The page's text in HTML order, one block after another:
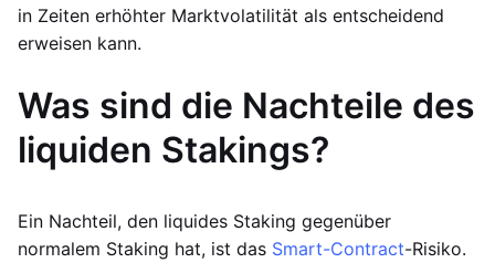
in Zeiten erhöhter Marktvolatilität als entscheidend
erweisen kann.
Was sind die Nachteile des
liquiden Stakings?
Ein Nachteil, den liquides Staking gegenüber
normalem Staking hat, ist das Smart-Contract-Risiko.